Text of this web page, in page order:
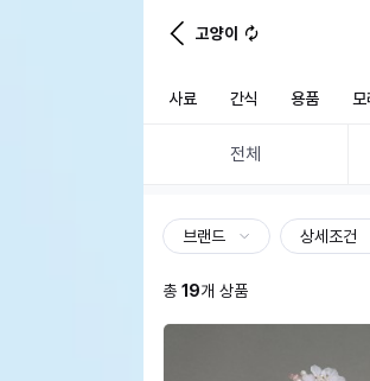
고양이
사료 간식 용품 모
전체
브랜드 상세조건
총 19개 상품